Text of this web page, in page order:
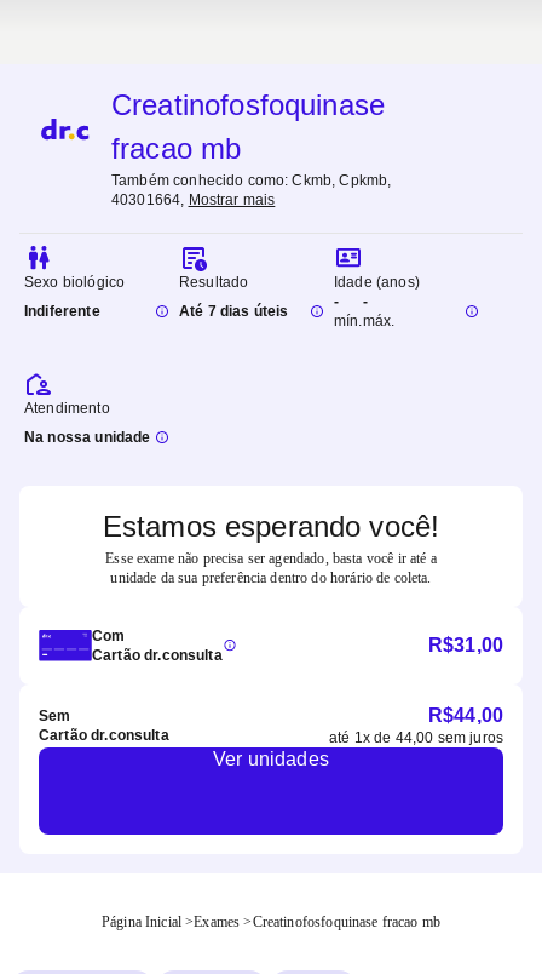
Creatinofosfoquinase
fracao mb
Também conhecido como:Ckmb, Cpkmb,
40301664, Mostrar mais
Sexo biológico
Indiferente
Resultado
Até 7 dias úteis
Idade (anos)
-
mín.
-
máx.
Atendimento
Na nossa unidade
Estamos esperando você!
Esse exame não precisa ser agendado, basta você ir até a
unidade da sua preferência dentro do horário de coleta.
Com
Cartão dr.consulta
R$31,00
Sem
Cartão dr.consulta
R$44,00
até 1x de 44,00 sem juros
Ver unidades
Página Inicial >Exames >Creatinofosfoquinase fracao mb